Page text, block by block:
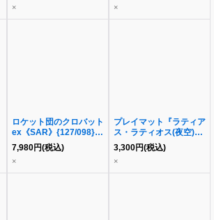
× ×
ロケット団のクロバット
ex《SAR》{127/098}
[SV10]
7,980円(税込)
×
プレイマット『ラティア
ス・ラティオス(夜空)』
《-》{-}[-]
3,300円(税込)
×